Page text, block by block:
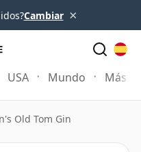
Cambiar ×
USA Mundo Más
Old Tom Gin